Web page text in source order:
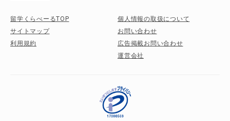
留学くらべーるTOP
サイトマップ
利用規約
個人情報の取扱について
お問い合わせ
広告掲載お問い合わせ
運営会社